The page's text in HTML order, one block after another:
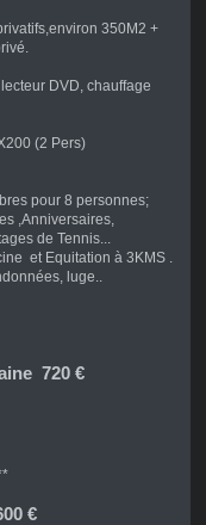
350M2 +
DVD, chauffage
(2 Pers)
pour 8 personnes;
,Anniversaires,
de Tennis...
et Equitation à 3KMS .
luge..
720 €
€